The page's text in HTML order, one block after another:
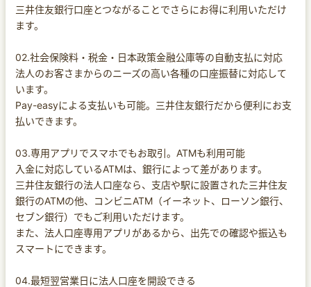
三井住友銀行口座とつながることでさらにお得に利用いただけ
ます。
02.社会保険料・税金・日本政策金融公庫等の自動支払に対応
法人のお客さまからのニーズの高い各種の口座振替に対応して
います。
Pay-easyによる支払いも可能。三井住友銀行だから便利にお支
払いできます。
03.専用アプリでスマホでもお取引。ATMも利用可能
入金に対応しているATMは、銀行によって差があります。
三井住友銀行の法人口座なら、支店や駅に設置された三井住友
銀行のATMの他、コンビニATM（イーネット、ローソン銀行、
セブン銀行）でもご利用いただけます。
また、法人口座専用アプリがあるから、出先での確認や振込も
スマートにできます。
04.最短翌営業日に法人口座を開設できる